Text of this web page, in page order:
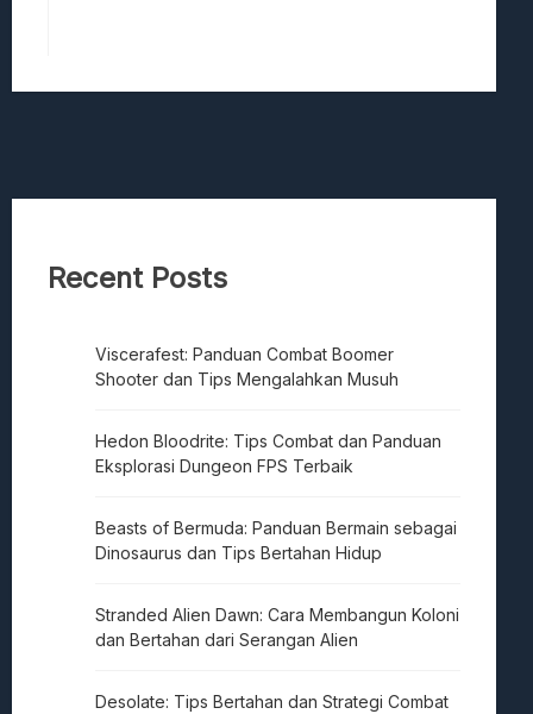
Recent Posts
Viscerafest: Panduan Combat Boomer
Shooter dan Tips Mengalahkan Musuh
Hedon Bloodrite: Tips Combat dan Panduan
Eksplorasi Dungeon FPS Terbaik
Beasts of Bermuda: Panduan Bermain sebagai
Dinosaurus dan Tips Bertahan Hidup
Stranded Alien Dawn: Cara Membangun Koloni
dan Bertahan dari Serangan Alien
Desolate: Tips Bertahan dan Strategi Combat